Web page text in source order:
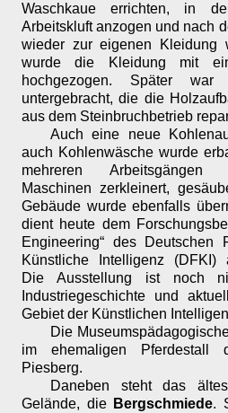
Waschkaue errichten, in
Arbeitskluft anzogen und nach
wieder zur eigenen Kleidung
wurde die Kleidung mit
hochgezogen. Später
untergebracht, die die
aus dem Steinbruchbetrieb
Auch eine neue
auch Kohlenwäsche wurde
mehreren Arbeitsgängen
Maschinen zerkleinert,
Gebäude wurde ebenfalls
dient heute dem
Engineering“ des Deutschen
Künstliche Intelligenz (DFKI)
Die Ausstellung ist noch
Industriegeschichte und
Gebiet der Künstlichen
Die
im ehemaligen Pferdestall
Piesberg.
Daneben steht das
Gelände, die Bergschmiede.